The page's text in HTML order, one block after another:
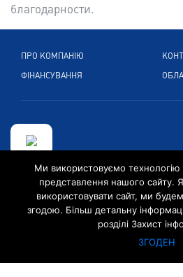
благодарности.
ПРО КОМПАНІЮ
ФІНАНСУВАННЯ
вул. Павлівська, 29,
4 поверх, м. Київ, 01135,
+380 44 48 44 48 0
ukrinfo@convexintl.de
Ми використовуємо
представлення нашого сайту.
використовувати сайт, ми
згодою. Більш детальну
розділі Захист
ЗГОДЕН